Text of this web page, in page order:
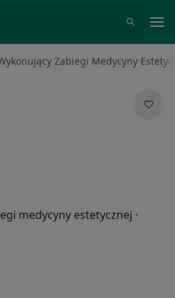
Zabiegi Medycyny
medycyny estetycznej ·